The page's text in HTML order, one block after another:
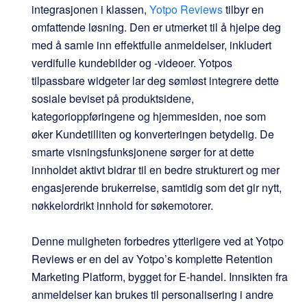
integrasjonen i klassen, Yotpo Reviewstilbyr en
omfattende løsning. Den er utmerket til å hjelpe deg
med å samle inn effektfulle anmeldelser, inkludert
verdifulle kundebilder og -videoer. Yotpos
tilpassbare widgeter lar deg sømløst integrere dette
sosiale beviset på produktsidene,
kategorioppføringene og hjemmesiden, noe som
øker Kundetilliten og konverteringen betydelig. De
smarte visningsfunksjonene sørger for at dette
innholdet aktivt bidrar til en bedre strukturert og mer
engasjerende brukerreise, samtidig som det gir nytt,
nøkkelordrikt innhold for søkemotorer.
Denne muligheten forbedres ytterligere ved at Yotpo
Reviews er en del av Yotpo’s komplette Retention
Marketing Platform, bygget for E-handel. Innsikten fra
anmeldelser kan brukes til personalisering i andre